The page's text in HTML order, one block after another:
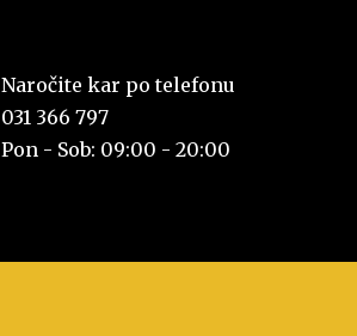
Naročite kar po telefonu
031 366 797
Pon - Sob: 09:00 - 20:00